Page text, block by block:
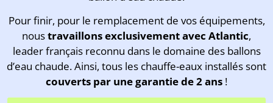
Pour finir, pour le remplacement de vos équipements,
noustravaillons exclusivement avec Atlantic,
leader français reconnu dans le domaine des ballons
d’eau chaude. Ainsi, tous les chauffe-eaux installés sont
couverts par une garantie de 2 ans !